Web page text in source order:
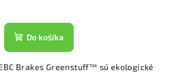
Do košíka
Brakes Greenstuff™ sú ekologické